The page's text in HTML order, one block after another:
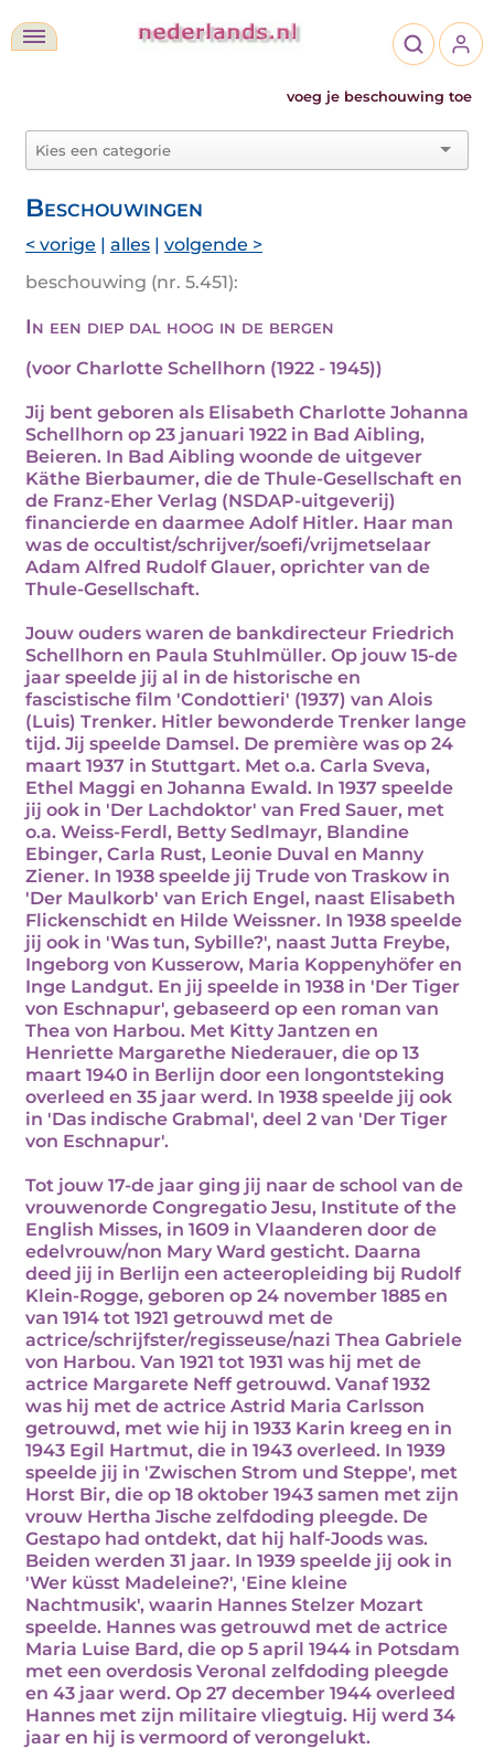
voeg je beschouwing toe
Beschouwingen
< vorige | alles | volgende >
beschouwing (nr. 5.451):
In een diep dal hoog in de bergen
(voor Charlotte Schellhorn (1922 - 1945))
Jij bent geboren als Elisabeth Charlotte Johanna
Schellhorn op 23 januari 1922 in Bad Aibling,
Beieren. In Bad Aibling woonde de uitgever
Käthe Bierbaumer, die de Thule-Gesellschaft en
de Franz-Eher Verlag (NSDAP-uitgeverij)
financierde en daarmee Adolf Hitler. Haar man
was de occultist/schrijver/soefi/vrijmetselaar
Adam Alfred Rudolf Glauer, oprichter van de
Thule-Gesellschaft.
Jouw ouders waren de bankdirecteur Friedrich
Schellhorn en Paula Stuhlmüller. Op jouw 15-de
jaar speelde jij al in de historische en
fascistische film 'Condottieri' (1937) van Alois
(Luis) Trenker. Hitler bewonderde Trenker lange
tijd. Jij speelde Damsel. De première was op 24
maart 1937 in Stuttgart. Met o.a. Carla Sveva,
Ethel Maggi en Johanna Ewald. In 1937 speelde
jij ook in 'Der Lachdoktor' van Fred Sauer, met
o.a. Weiss-Ferdl, Betty Sedlmayr, Blandine
Ebinger, Carla Rust, Leonie Duval en Manny
Ziener. In 1938 speelde jij Trude von Traskow in
'Der Maulkorb' van Erich Engel, naast Elisabeth
Flickenschidt en Hilde Weissner. In 1938 speelde
jij ook in 'Was tun, Sybille?', naast Jutta Freybe,
Ingeborg von Kusserow, Maria Koppenyhöfer en
Inge Landgut. En jij speelde in 1938 in 'Der Tiger
von Eschnapur', gebaseerd op een roman van
Thea von Harbou. Met Kitty Jantzen en
Henriette Margarethe Niederauer, die op 13
maart 1940 in Berlijn door een longontsteking
overleed en 35 jaar werd. In 1938 speelde jij ook
in 'Das indische Grabmal', deel 2 van 'Der Tiger
von Eschnapur'.
Tot jouw 17-de jaar ging jij naar de school van de
vrouwenorde Congregatio Jesu, Institute of the
English Misses, in 1609 in Vlaanderen door de
edelvrouw/non Mary Ward gesticht. Daarna
deed jij in Berlijn een acteeropleiding bij Rudolf
Klein-Rogge, geboren op 24 november 1885 en
van 1914 tot 1921 getrouwd met de
actrice/schrijfster/regisseuse/nazi Thea Gabriele
von Harbou. Van 1921 tot 1931 was hij met de
actrice Margarete Neff getrouwd. Vanaf 1932
was hij met de actrice Astrid Maria Carlsson
getrouwd, met wie hij in 1933 Karin kreeg en in
1943 Egil Hartmut, die in 1943 overleed. In 1939
speelde jij in 'Zwischen Strom und Steppe', met
Horst Bir, die op 18 oktober 1943 samen met zijn
vrouw Hertha Jische zelfdoding pleegde. De
Gestapo had ontdekt, dat hij half-Joods was.
Beiden werden 31 jaar. In 1939 speelde jij ook in
'Wer küsst Madeleine?', 'Eine kleine
Nachtmusik', waarin Hannes Stelzer Mozart
speelde. Hannes was getrouwd met de actrice
Maria Luise Bard, die op 5 april 1944 in Potsdam
met een overdosis Veronal zelfdoding pleegde
en 43 jaar werd. Op 27 december 1944 overleed
Hannes met zijn militaire vliegtuig. Hij werd 34
jaar en hij is vermoord of verongelukt.